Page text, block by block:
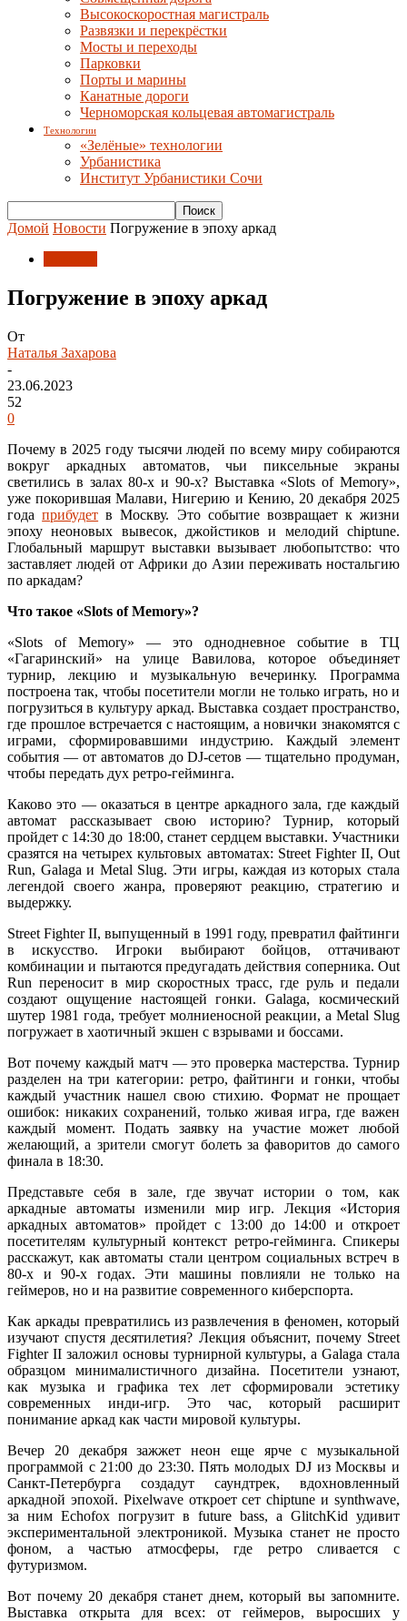
Высокоскоростная магистраль
Развязки и перекрёстки
Мосты и переходы
Парковки
Порты и марины
Канатные дороги
Черноморская кольцевая автомагистраль
Технологии
«Зелёные» технологии
Урбанистика
Институт Урбанистики Сочи
Домой Новости Погружение в эпоху аркад
Погружение в эпоху аркад
От
Наталья Захарова
-
23.06.2023
52
0
Почему в 2025 году тысячи людей по всему миру собираются
вокруг аркадных автоматов, чьи пиксельные экраны
светились в залах 80-х и 90-х? Выставка «Slots of Memory»,
уже покорившая Малави, Нигерию и Кению, 20 декабря 2025
годаприбудет в Москву. Это событие возвращает к жизни
эпоху неоновых вывесок, джойстиков и мелодий chiptune.
Глобальный маршрут выставки вызывает любопытство: что
заставляет людей от Африки до Азии переживать ностальгию
по аркадам?
Что такое «Slots of Memory»?
«Slots of Memory» — это однодневное событие в ТЦ
«Гагаринский» на улице Вавилова, которое объединяет
турнир, лекцию и музыкальную вечеринку. Программа
построена так, чтобы посетители могли не только играть, но и
погрузиться в культуру аркад. Выставка создает пространство,
где прошлое встречается с настоящим, а новички знакомятся с
играми, сформировавшими индустрию. Каждый элемент
события — от автоматов до DJ-сетов — тщательно продуман,
чтобы передать дух ретро-гейминга.
Каково это — оказаться в центре аркадного зала, где каждый
автомат рассказывает свою историю? Турнир, который
пройдет с 14:30 до 18:00, станет сердцем выставки. Участники
сразятся на четырех культовых автоматах: Street Fighter II, Out
Run, Galaga и Metal Slug. Эти игры, каждая из которых стала
легендой своего жанра, проверяют реакцию, стратегию и
выдержку.
Street Fighter II, выпущенный в 1991 году, превратил файтинги
в искусство. Игроки выбирают бойцов, оттачивают
комбинации и пытаются предугадать действия соперника. Out
Run переносит в мир скоростных трасс, где руль и педали
создают ощущение настоящей гонки. Galaga, космический
шутер 1981 года, требует молниеносной реакции, а Metal Slug
погружает в хаотичный экшен с взрывами и боссами.
Вот почему каждый матч — это проверка мастерства. Турнир
разделен на три категории: ретро, файтинги и гонки, чтобы
каждый участник нашел свою стихию. Формат не прощает
ошибок: никаких сохранений, только живая игра, где важен
каждый момент. Подать заявку на участие может любой
желающий, а зрители смогут болеть за фаворитов до самого
финала в 18:30.
Представьте себя в зале, где звучат истории о том, как
аркадные автоматы изменили мир игр. Лекция «История
аркадных автоматов» пройдет с 13:00 до 14:00 и откроет
посетителям культурный контекст ретро-гейминга. Спикеры
расскажут, как автоматы стали центром социальных встреч в
80-х и 90-х годах. Эти машины повлияли не только на
геймеров, но и на развитие современного киберспорта.
Как аркады превратились из развлечения в феномен, который
изучают спустя десятилетия? Лекция объяснит, почему Street
Fighter II заложил основы турнирной культуры, а Galaga стала
образцом минималистичного дизайна. Посетители узнают,
как музыка и графика тех лет сформировали эстетику
современных инди-игр. Это час, который расширит
понимание аркад как части мировой культуры.
Вечер 20 декабря зажжет неон еще ярче с музыкальной
программой с 21:00 до 23:30. Пять молодых DJ из Москвы и
Санкт-Петербурга создадут саундтрек, вдохновленный
аркадной эпохой. Pixelwave откроет сет chiptune и synthwave,
за ним Echofox погрузит в future bass, а GlitchKid удивит
экспериментальной электроникой. Музыка станет не просто
фоном, а частью атмосферы, где ретро сливается с
футуризмом.
Вот почему 20 декабря станет днем, который вы запомните.
Выставка открыта для всех: от геймеров, выросших у